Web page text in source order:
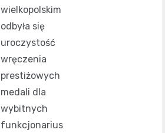
wielkopolskim
odbyła się
uroczystość
wręczenia
prestiżowych
medali dla
wybitnych
funkcjonarius